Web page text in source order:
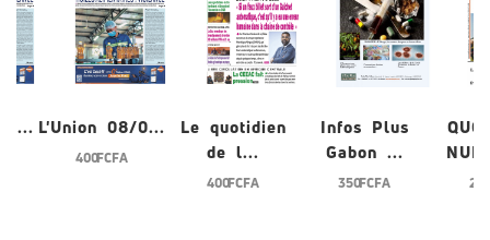
0... L'Union 08/0...
400 FCFA
Le quotidien
de l...
400 FCFA
Infos Plus
Gabon ...
350 FCFA